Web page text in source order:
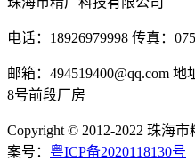
电话：18926979998 传真：
邮箱：494519400@qq.com
8号前段厂房
Copyright © 2012-2022 珠海
案号： 粤ICP备2020118130号